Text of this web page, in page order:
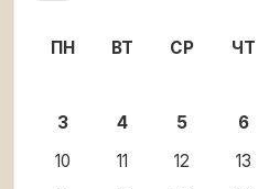
ПН ВТ СР ЧТ
3
4 5 6
10
11 12 13